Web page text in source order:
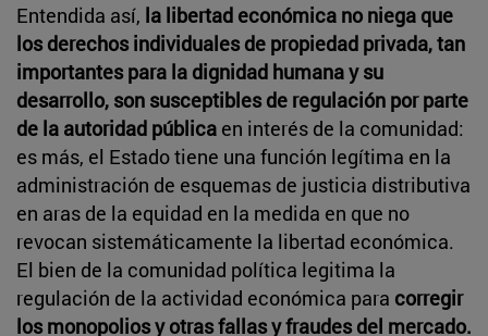
Entendida así, la libertad económica no niega que
los derechos individuales de propiedad privada, tan
importantes para la dignidad humana y su
desarrollo, son susceptibles de regulación por parte
de la autoridad pública en interés de la comunidad:
es más, el Estado tiene una función legítima en la
administración de esquemas de justicia distributiva
en aras de la equidad en la medida en que no
revocan sistemáticamente la libertad económica.
El bien de la comunidad política legitima la
regulación de la actividad económica para corregir
los monopolios y otras fallas y fraudes del mercado.